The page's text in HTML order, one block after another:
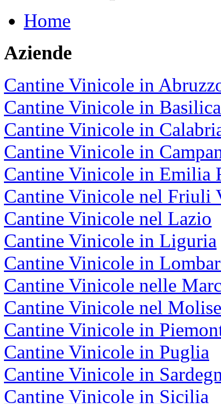
Home
Aziende
Cantine Vinicole in
Cantine Vinicole in
Cantine Vinicole in
Cantine Vinicole in
Cantine Vinicole in Emilia
Cantine Vinicole nel Friuli
Cantine Vinicole nel Lazio
Cantine Vinicole in Liguria
Cantine Vinicole in
Cantine Vinicole nelle
Cantine Vinicole nel Molise
Cantine Vinicole in
Cantine Vinicole in Puglia
Cantine Vinicole in
Cantine Vinicole in Sicilia